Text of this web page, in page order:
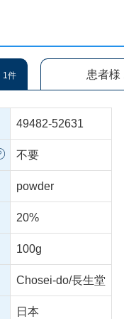
1件 患者様
49482-52631
不要
powder
20%
100g
Chosei-do/長生堂
日本